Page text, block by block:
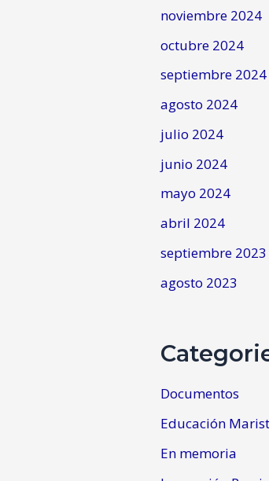
noviembre 2024
octubre 2024
septiembre 2024
agosto 2024
julio 2024
junio 2024
mayo 2024
abril 2024
septiembre 2023
agosto 2023
Documentos
Educación
En memoria